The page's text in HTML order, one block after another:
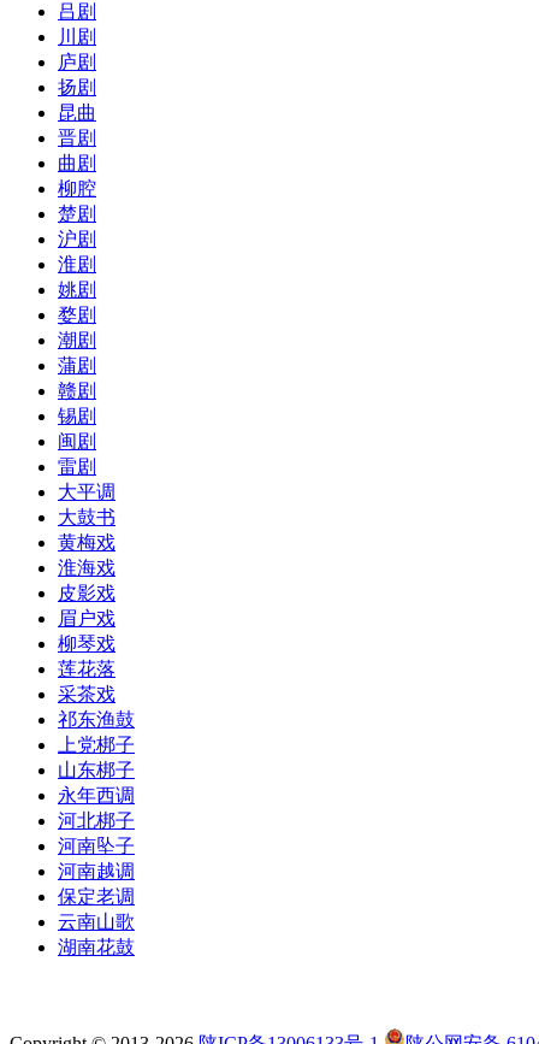
吕剧
川剧
庐剧
扬剧
昆曲
晋剧
曲剧
柳腔
楚剧
沪剧
淮剧
姚剧
婺剧
潮剧
蒲剧
赣剧
锡剧
闽剧
雷剧
大平调
大鼓书
黄梅戏
淮海戏
皮影戏
眉户戏
柳琴戏
莲花落
采茶戏
祁东渔鼓
上党梆子
山东梆子
永年西调
河北梆子
河南坠子
河南越调
保定老调
云南山歌
湖南花鼓